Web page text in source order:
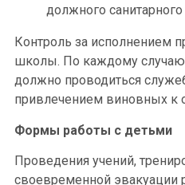
должного санитарного
Контроль за исполнением
школы. По каждому случаю
должно проводиться
привлечением виновных к
Формы работы с детьми
Проведения учений,
своевременной эвакуации